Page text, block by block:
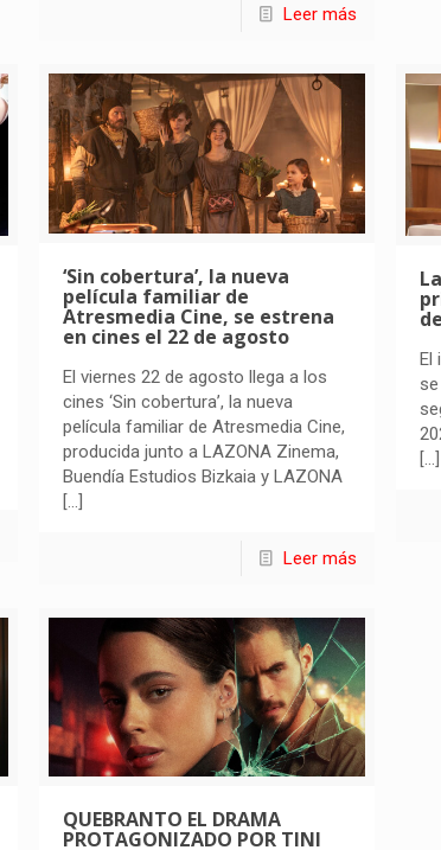
Leer más
‘Sin cobertura’, la nueva
película familiar de
Atresmedia Cine, se estrena
en cines el 22 de agosto
El viernes 22 de agosto llega a los
cines ‘Sin cobertura’, la nueva
película familiar de Atresmedia Cine,
producida junto a LAZONA Zinema,
Buendía Estudios Bizkaia y LAZONA
[…]
Leer más
El
[…]
QUEBRANTO EL DRAMA
PROTAGONIZADO POR TINI